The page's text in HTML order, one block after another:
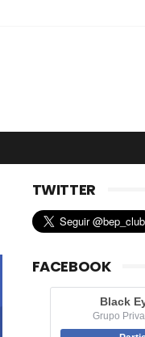
TWITTER
FACEBOOK
Black
Grupo